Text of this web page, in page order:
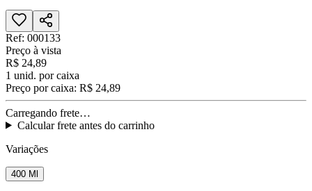
Ref: 000133
Preço à vista
R$ 24,89
1 unid. por caixa
Preço por caixa: R$ 24,89
Carregando frete…
Calcular frete antes do carrinho
Variações
400 Ml